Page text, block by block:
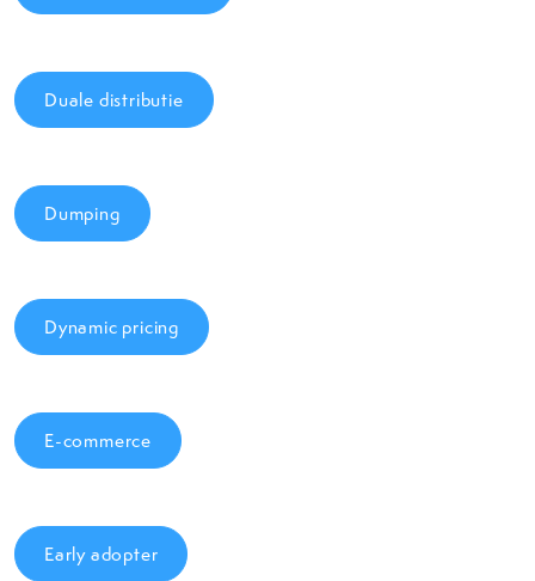
Duale distributie
Dumping
Dynamic pricing
E-commerce
Early adopter